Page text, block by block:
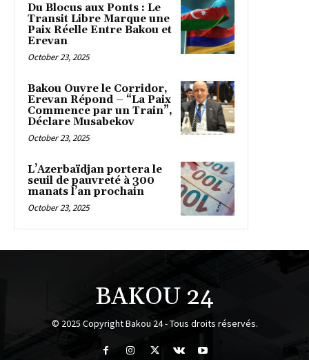
Du Blocus aux Ponts : Le
Transit Libre Marque une
Paix Réelle Entre Bakou et
Erevan
October 23, 2025
Bakou Ouvre le Corridor,
Erevan Répond – “La Paix
Commence par un Train”,
Déclare Musabekov
October 23, 2025
L’Azerbaïdjan portera le
seuil de pauvreté à 300
manats l’an prochain
October 23, 2025
BAKOU 24
© 2025 Copyright Bakou 24 - Tous droits réservés.